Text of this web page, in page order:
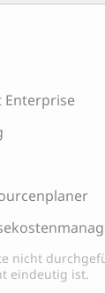
Enterprise
nicht
eindeutig ist.